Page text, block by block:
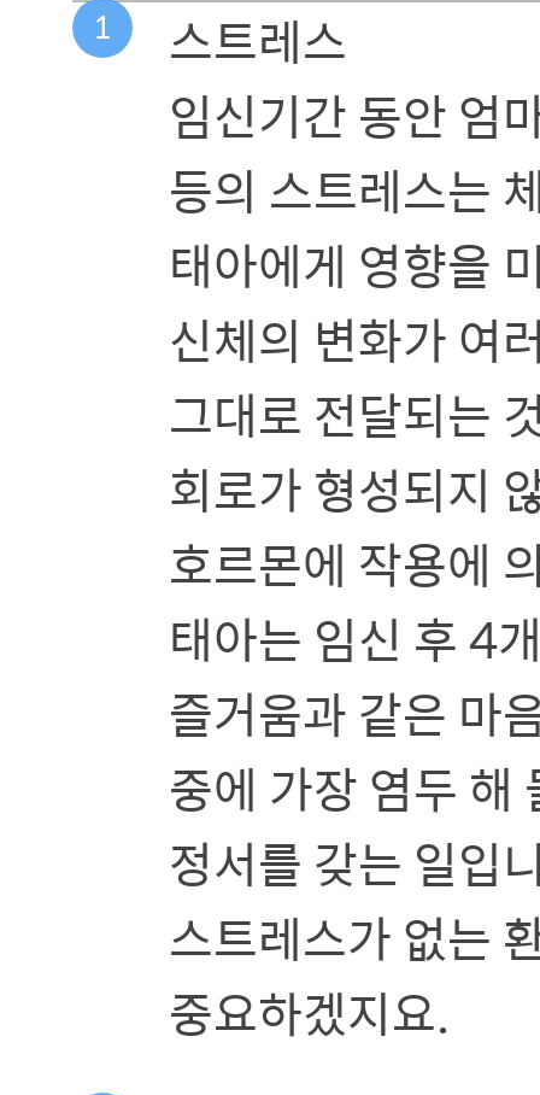
1
스트레스
임신기간 동안 엄
등의 스트레스는
태아에게 영향을
신체의 변화가 여
그대로 전달되는
회로가 형성되지
호르몬에 작용에
태아는 임신 후 4
즐거움과 같은 마
중에 가장 염두 해
정서를 갖는 일입
스트레스가 없는
중요하겠지요.